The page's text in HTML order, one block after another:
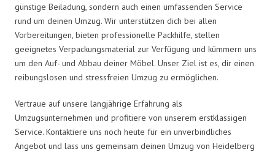
günstige Beiladung, sondern auch einen umfassenden Service
rund um deinen Umzug. Wir unterstützen dich bei allen
Vorbereitungen, bieten professionelle Packhilfe, stellen
geeignetes Verpackungsmaterial zur Verfügung und kümmern uns
um den Auf- und Abbau deiner Möbel. Unser Ziel ist es, dir einen
reibungslosen und stressfreien Umzug zu ermöglichen.
Vertraue auf unsere langjährige Erfahrung als
Umzugsunternehmen und profitiere von unserem erstklassigen
Service. Kontaktiere uns noch heute für ein unverbindliches
Angebot und lass uns gemeinsam deinen Umzug von Heidelberg